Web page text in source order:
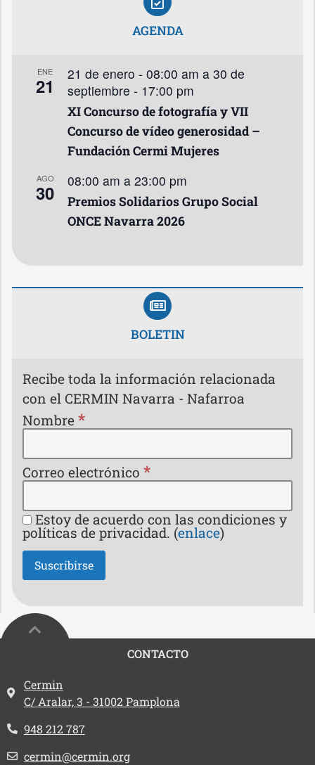
AGENDA
ENE
21
21 de enero - 08:00 am a 30 de
septiembre - 17:00 pm
XI Concurso de fotografía y VII
Concurso de vídeo generosidad –
Fundación Cermi Mujeres
AGO
30
08:00 am a 23:00 pm
Premios Solidarios Grupo Social
ONCE Navarra 2026
BOLETIN
Recibe toda la información relacionada
con el CERMIN Navarra - Nafarroa
Nombre *
Correo electrónico *
Estoy de acuerdo con las condiciones y
políticas de privacidad. (enlace)
CONTACTO
Dirección:
Cermin
C/ Aralar, 3 - 31002 Pamplona
Teléfono:
948 212 787
Email:
cermin@cermin.org